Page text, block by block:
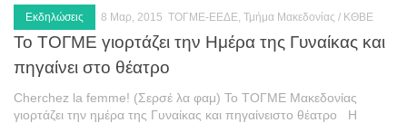
Εκδηλώσεις 8 Μαρ, 2015 ΤΟΓΜΕ-ΕΕΔΕ, Τμήμα Μακεδονίας / ΚΘΒΕ
Το ΤΟΓΜΕ γιορτάζει την Ημέρα της Γυναίκας και
πηγαίνει στο θέατρο
Cherchez la femme! (Σερσέ λα φαμ) Το ΤΟΓΜΕ Μακεδονίας
γιορτάζει την ημέρα της Γυναίκας και πηγαίνειστο θέατρο Η